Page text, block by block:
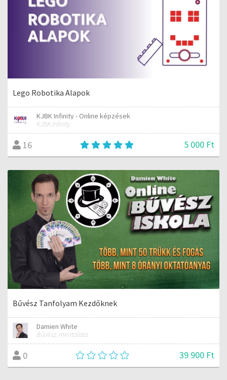
Lego Robotika Alapok
KJBK Infinity - Online képzések
KJBK Infinity
16 5 000 Ft
Bűvész Tanfolyam Kezdőknek
Damien White
Bűvész, mentalista
0 39 900 Ft